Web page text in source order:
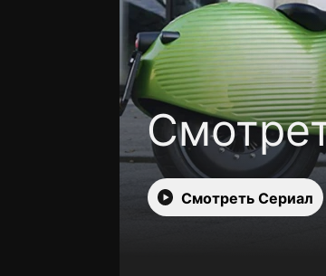
Смотреть Сериал